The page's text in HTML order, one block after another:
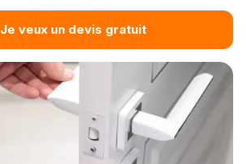
Je veux un devis gratuit